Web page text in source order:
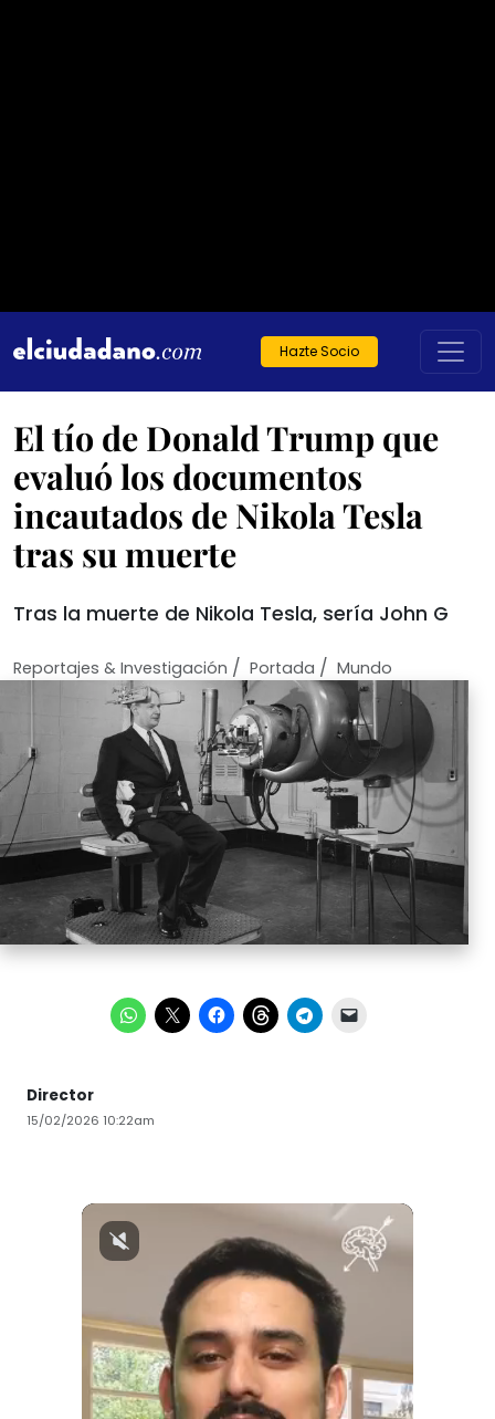
Hazte Socio
El tío de Donald Trump que
evaluó los documentos
incautados de Nikola Tesla
tras su muerte
Tras la muerte de Nikola Tesla, sería John G
Reportajes & Investigación / Portada / Mundo
Director
15/02/2026 10:22am